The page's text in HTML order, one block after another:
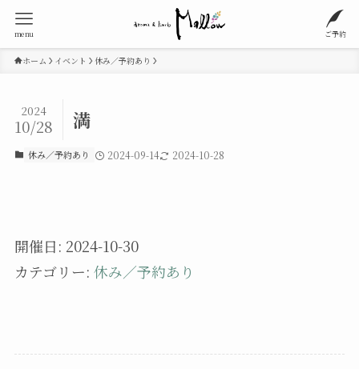
ご予約
menu
ホーム イベント 休み／予約あり
満
2024
10/28
休み／予約あり 2024-09-14 2024-10-28
開催日: 2024-10-30
カテゴリー: 休み／予約あり